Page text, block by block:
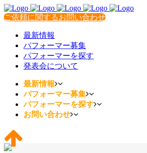
ご依頼に関するお問い合わせ
最新情報
パフォーマー募集
パフォーマーを探す
発表会について
最新情報
パフォーマー募集
パフォーマーを探す
お問い合わせ